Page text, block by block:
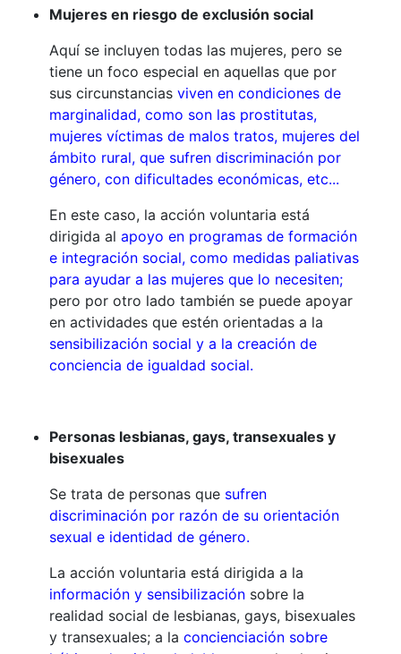
Mujeres en riesgo de exclusión social
Aquí se incluyen todas las mujeres, pero se
tiene un foco especial en aquellas que por
sus circunstancias viven en condiciones de
marginalidad, como son las prostitutas,
mujeres víctimas de malos tratos, mujeres del
ámbito rural, que sufren discriminación por
género, con dificultades económicas, etc...
En este caso, la acción voluntaria está
dirigida al apoyo en programas de formación
e integración social, como medidas paliativas
para ayudar a las mujeres que lo necesiten;
pero por otro lado también se puede apoyar
en actividades que estén orientadas a la
sensibilización social y a la creación de
conciencia de igualdad social.
Personas lesbianas, gays, transexuales y
bisexuales
​Se trata de personas que sufren
discriminación por razón de su orientación
sexual e identidad de género.
La acción voluntaria está dirigida a la
información y sensibilización sobre la
realidad social de lesbianas, gays, bisexuales
y transexuales; a la concienciación sobre